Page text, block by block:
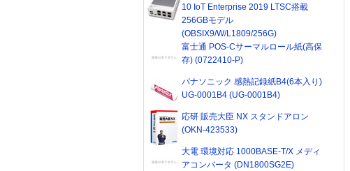
10 IoT Enterprise 2019 LTSC搭載
256GBモデル
(OBSIX9/W/L1809/256G)
富士通 POS-Cサーマルロール紙(高保
存) (0722410-P)
パナソニック 感熱記録紙B4(6本入り)
UG-0001B4 (UG-0001B4)
応研 販売大臣 NX スタンドアロン
(OKN-423533)
大電 環境対応 1000BASE-T/X メディ
アコンバータ (DN1800SG2E)